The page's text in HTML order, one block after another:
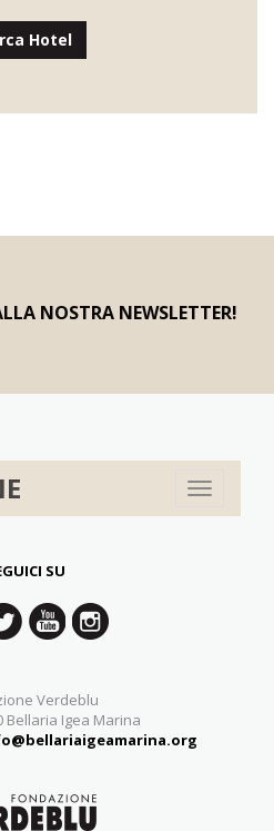
Hotel
NOSTRA NEWSLETTER!
Toggle
navigation
SU
Verdeblu
Bellaria Igea Marina